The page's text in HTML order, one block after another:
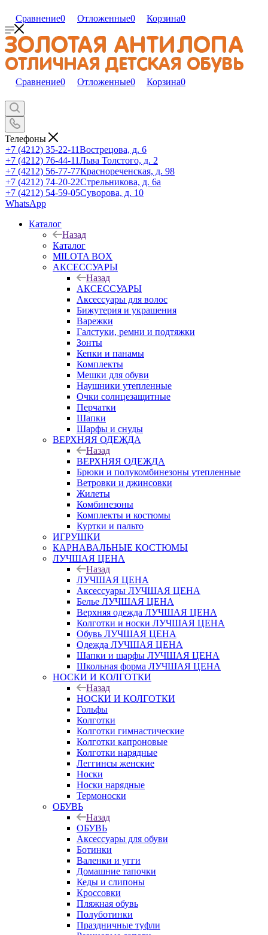
Сравнение0 Отложенные0 Корзина0
Сравнение0 Отложенные0 Корзина0
Телефоны
+7 (4212) 35-22-11Вострецова, д. 6
+7 (4212) 76-44-11Льва Толстого, д. 2
+7 (4212) 56-77-77Краснореченская, д. 98
+7 (4212) 74-20-22Стрельникова, д. 6а
+7 (4212) 54-59-05Суворова, д. 10
WhatsApp
Каталог
Назад
Каталог
MILOTA BOX
АКСЕССУАРЫ
Назад
АКСЕССУАРЫ
Аксессуары для волос
Бижутерия и украшения
Варежки
Галстуки, ремни и подтяжки
Зонты
Кепки и панамы
Комплекты
Мешки для обуви
Наушники утепленные
Очки солнцезащитные
Перчатки
Шапки
Шарфы и снуды
ВЕРХНЯЯ ОДЕЖДА
Назад
ВЕРХНЯЯ ОДЕЖДА
Брюки и полукомбинезоны утепленные
Ветровки и джинсовки
Жилеты
Комбинезоны
Комплекты и костюмы
Куртки и пальто
ИГРУШКИ
КАРНАВАЛЬНЫЕ КОСТЮМЫ
ЛУЧШАЯ ЦЕНА
Назад
ЛУЧШАЯ ЦЕНА
Аксессуары ЛУЧШАЯ ЦЕНА
Белье ЛУЧШАЯ ЦЕНА
Верхняя одежда ЛУЧШАЯ ЦЕНА
Колготки и носки ЛУЧШАЯ ЦЕНА
Обувь ЛУЧШАЯ ЦЕНА
Одежда ЛУЧШАЯ ЦЕНА
Шапки и шарфы ЛУЧШАЯ ЦЕНА
Школьная форма ЛУЧШАЯ ЦЕНА
НОСКИ И КОЛГОТКИ
Назад
НОСКИ И КОЛГОТКИ
Гольфы
Колготки
Колготки гимнастические
Колготки капроновые
Колготки нарядные
Леггинсы женские
Носки
Носки нарядные
Термоноски
ОБУВЬ
Назад
ОБУВЬ
Аксессуары для обуви
Ботинки
Валенки и угги
Домашние тапочки
Кеды и слипоны
Кроссовки
Пляжная обувь
Полуботинки
Праздничные туфли